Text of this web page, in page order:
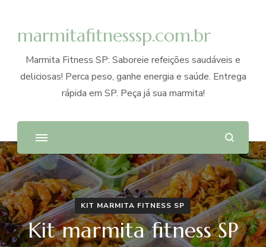
marmitafitnesssp.com.br
Marmita Fitness SP: Saboreie refeições saudáveis e
deliciosas! Perca peso, ganhe energia e saúde. Entrega
rápida em SP. Peça já sua marmita!
KIT MARMITA FITNESS SP
Kit marmita fitness SP